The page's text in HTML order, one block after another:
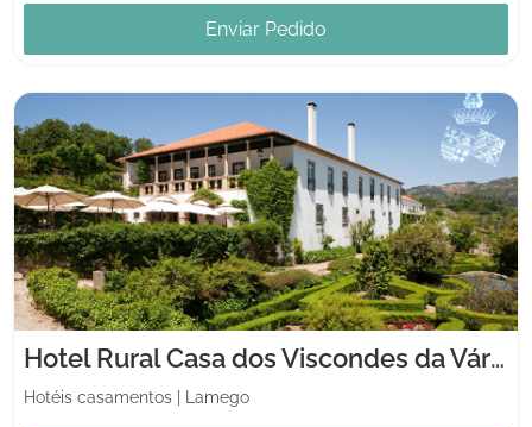
Enviar Pedido
Hotel Rural Casa dos Viscondes da Várzea
Hotéis casamentos Lamego